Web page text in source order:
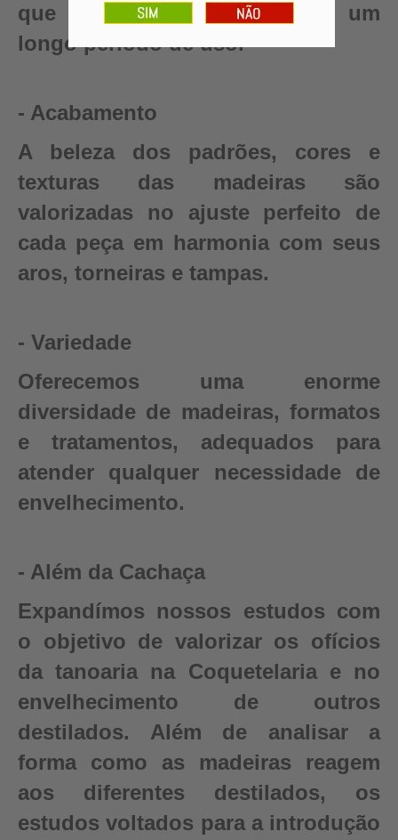
que renovam seu barril para um
longo período de uso.
- Acabamento
A beleza dos padrões, cores e
texturas das madeiras são
valorizadas no ajuste perfeito de
cada peça em harmonia com seus
aros, torneiras e tampas.
- Variedade
Oferecemos uma enorme
diversidade de madeiras, formatos
e tratamentos, adequados para
atender qualquer necessidade de
envelhecimento.
- Além da Cachaça
Expandímos nossos estudos com
o objetivo de valorizar os ofícios
da tanoaria na Coquetelaria e no
envelhecimento de outros
destilados. Além de analisar a
forma como as madeiras reagem
aos diferentes destilados, os
estudos voltados para a introdução